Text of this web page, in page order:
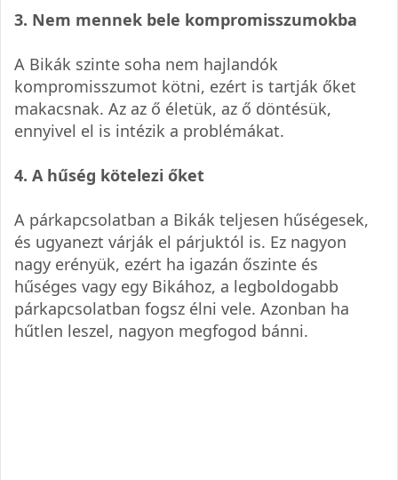
3. Nem mennek bele kompromisszumokba
A Bikák szinte soha nem hajlandók
kompromisszumot kötni, ezért is tartják őket
makacsnak. Az az ő életük, az ő döntésük,
ennyivel el is intézik a problémákat.
4. A hűség kötelezi őket
A párkapcsolatban a Bikák teljesen hűségesek,
és ugyanezt várják el párjuktól is. Ez nagyon
nagy erényük, ezért ha igazán őszinte és
hűséges vagy egy Bikához, a legboldogabb
párkapcsolatban fogsz élni vele. Azonban ha
hűtlen leszel, nagyon megfogod bánni.